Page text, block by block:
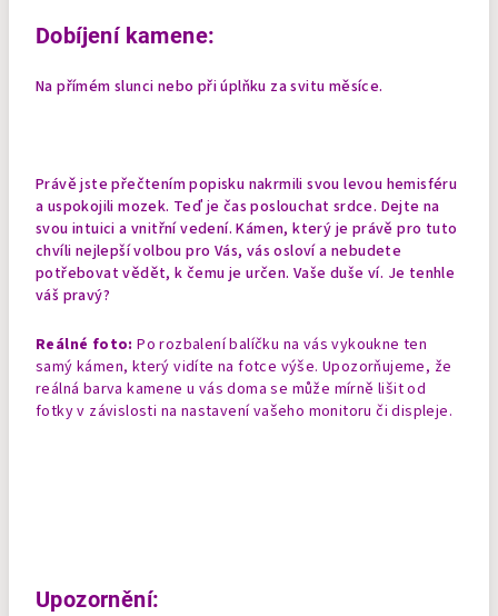
Dobíjení kamene:
Na přímém slunci nebo při úplňku za svitu měsíce.
Právě jste přečtením popisku nakrmili svou levou hemisféru
a uspokojili mozek. Teď je čas poslouchat srdce. Dejte na
svou intuici a vnitřní vedení. Kámen, který je právě pro tuto
chvíli nejlepší volbou pro Vás, vás osloví a nebudete
potřebovat vědět, k čemu je určen. Vaše duše ví. Je tenhle
váš pravý?
Reálné foto: Po rozbalení balíčku na vás vykoukne ten
samý kámen, který vidíte na fotce výše. Upozorňujeme, že
reálná barva kamene u vás doma se může mírně lišit od
fotky v závislosti na nastavení vašeho monitoru či displeje.
Upozornění: